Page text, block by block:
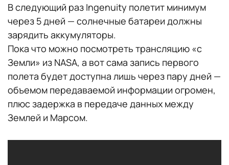
В следующий раз Ingenuity полетит минимум
через 5 дней — солнечные батареи должны
зарядить аккумуляторы.
Пока что можно посмотреть трансляцию «с
Земли» из NASA, а вот сама запись первого
полета будет доступна лишь через пару дней —
объемом передаваемой информации огромен,
плюс задержка в передаче данных между
Землей и Марсом.